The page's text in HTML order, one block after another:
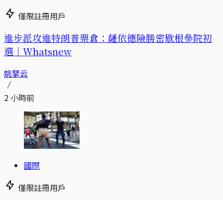
僅限註冊用戶
進步派攻進特朗普票倉：薩依德險勝密歇根參院初
選｜Whatsnew
姚拏云
2 小時前
國際
僅限註冊用戶